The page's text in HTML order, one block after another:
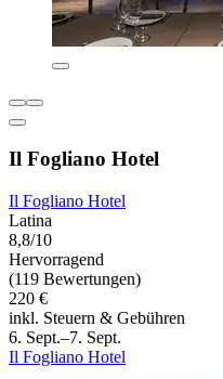
Il Fogliano Hotel
Il Fogliano Hotel
Latina
8,8/10
Hervorragend
(119 Bewertungen)
220 €
inkl. Steuern & Gebühren
6. Sept.–7. Sept.
Il Fogliano Hotel